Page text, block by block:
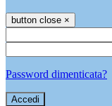
button close ×
Password dimenticata?